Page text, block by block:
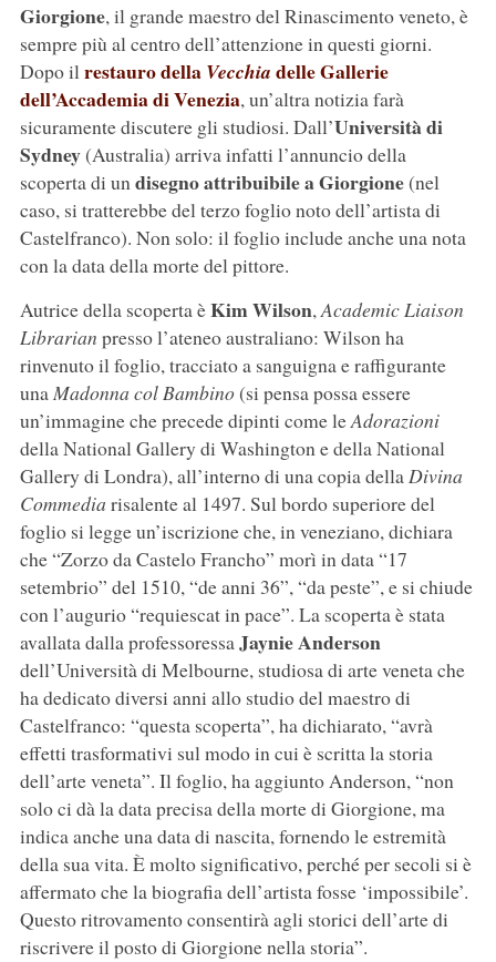
Giorgione, il grande maestro del Rinascimento veneto, è
sempre più al centro dell’attenzione in questi giorni.
Dopo ilrestauro della Vecchia delle Gallerie
dell’Accademia di Venezia, un’altra notizia farà
sicuramente discutere gli studiosi. Dall’Università di
Sydney(Australia) arriva infatti l’annuncio della
scoperta di undisegno attribuibile a Giorgione(nel
caso, si tratterebbe del terzo foglio noto dell’artista di
Castelfranco). Non solo: il foglio include anche una nota
con la data della morte del pittore.
Autrice della scoperta èKim Wilson,Academic Liaison
Librarian presso l’ateneo australiano: Wilson ha
rinvenuto il foglio, tracciato a sanguigna e raffigurante
unaMadonna col Bambino(si pensa possa essere
un’immagine che precede dipinti come leAdorazioni
della National Gallery di Washington e della National
Gallery di Londra), all’interno di una copia dellaDivina
Commedia risalente al 1497. Sul bordo superiore del
foglio si legge un’iscrizione che, in veneziano, dichiara
che “Zorzo da Castelo Francho” morì in data “17
setembrio” del 1510, “de anni 36”, “da peste”, e si chiude
con l’augurio “requiescat in pace”. La scoperta è stata
avallata dalla professoressaJaynie Anderson
dell’Università di Melbourne, studiosa di arte veneta che
ha dedicato diversi anni allo studio del maestro di
Castelfranco: “questa scoperta”, ha dichiarato, “avrà
effetti trasformativi sul modo in cui è scritta la storia
dell’arte veneta”. Il foglio, ha aggiunto Anderson, “non
solo ci dà la data precisa della morte di Giorgione, ma
indica anche una data di nascita, fornendo le estremità
della sua vita. È molto significativo, perché per secoli si è
affermato che la biografia dell’artista fosse ‘impossibile’.
Questo ritrovamento consentirà agli storici dell’arte di
riscrivere il posto di Giorgione nella storia”.